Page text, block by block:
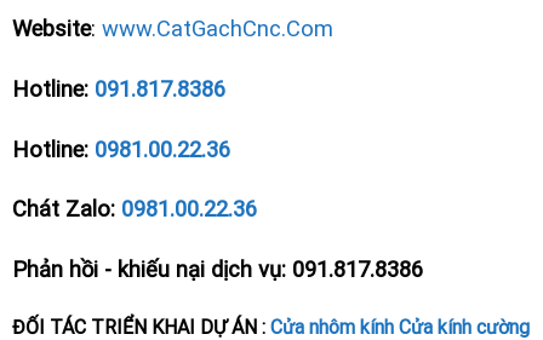
Website: www.CatGachCnc.Com
Hotline: 091.817.8386
Hotline: 0981.00.22.36
Chát Zalo: 0981.00.22.36
Phản hồi - khiếu nại dịch vụ: 091.817.8386
ĐỐI TÁC TRIỂN KHAI DỰ ÁN : Cửa nhôm kính Cửa kính cường